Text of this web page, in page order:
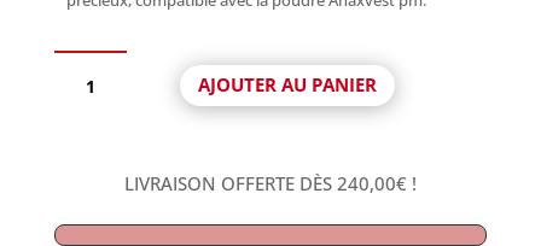
ANAXVEST
-
AJOUTER AU PANIER
LIVRAISON OFFERTE DÈS240,00€ !